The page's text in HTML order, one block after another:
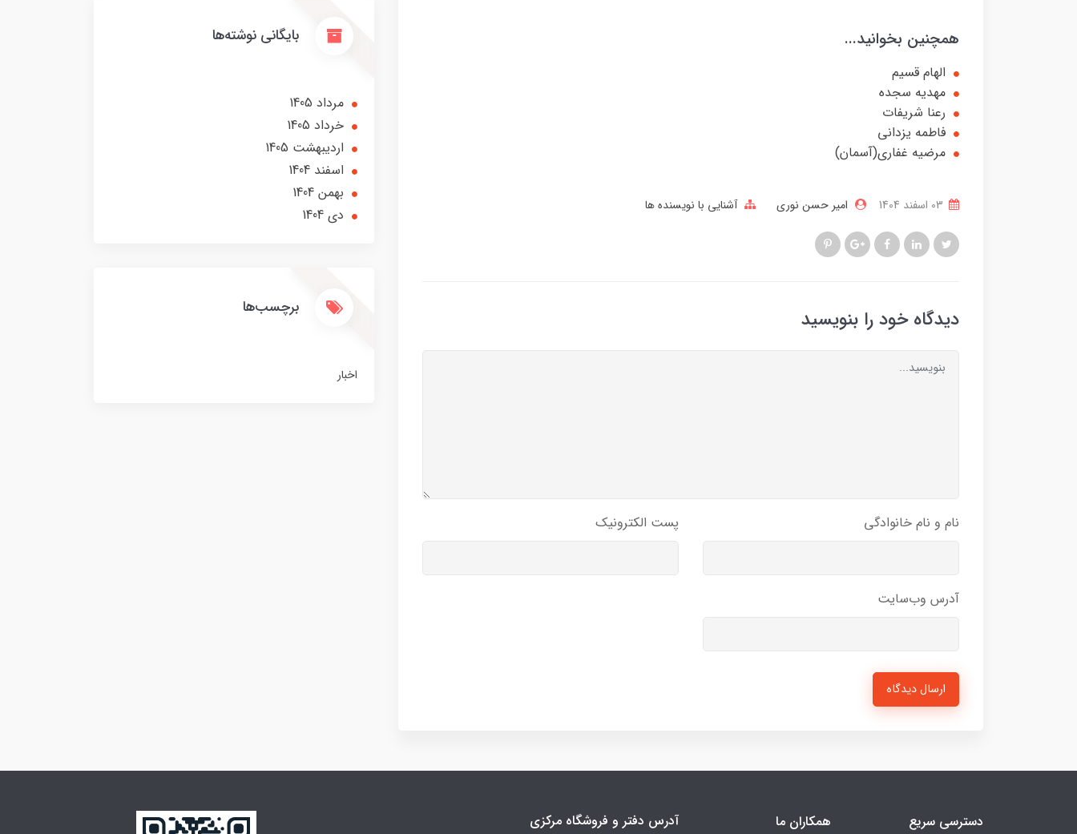
همچنین بخوانید...
الهام قسیم
مهدیه سجده
رعنا شریفات
فاطمه یزدانی
مرضیه غفاری(آسمان)
امیر حسن نوری آشنایی با نویسنده ها
دیدگاه خود را بنویسید
نام و نام خانوادگی پست الکترونیک
آدرس وب‌سایت
ارسال دیدگاه
بایگانی نوشته‌ها
مرداد 1405
خرداد 1405
ارديبهشت 1405
اسفند 1404
بهمن 1404
دی 1404
برچسب‌ها
اخبار
دسترسی سریع همکاران ما آدرس دفتر و فروشگاه مرکزی